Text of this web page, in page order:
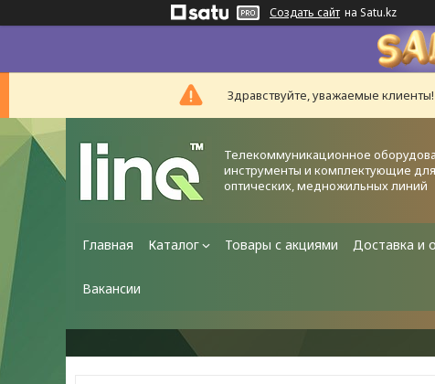
Создать сайт на Satu.kz
Здравствуйте, уважаемые
Телекоммуникационное
инструменты и комплектующие для
оптических, медножильных линий
Главная Каталог Товары с акциями Доставка и
Вакансии